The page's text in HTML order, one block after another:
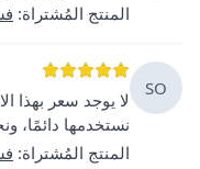
المنتج المُشتراة:
SO
لا يوجد سعر بهذا
نستخدمها دائمًا،
المنتج المُشتراة: